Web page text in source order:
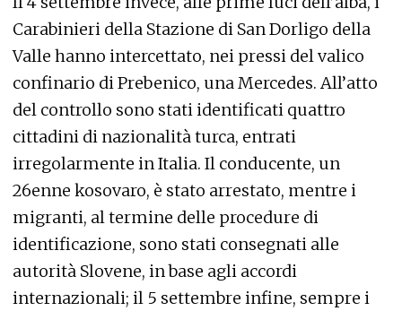
Carabinieri della Stazione di San Dorligo della
Valle hanno intercettato, nei pressi del valico
confinario di Prebenico, una Mercedes. All’atto
del controllo sono stati identificati quattro
cittadini di nazionalità turca, entrati
irregolarmente in Italia. Il conducente, un
26enne kosovaro, è stato arrestato, mentre i
migranti, al termine delle procedure di
identificazione, sono stati consegnati alle
autorità Slovene, in base agli accordi
internazionali; il 5 settembre infine, sempre i